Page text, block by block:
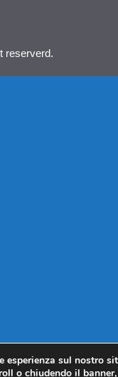
reserverd.
sul nostro
o chiudendo il